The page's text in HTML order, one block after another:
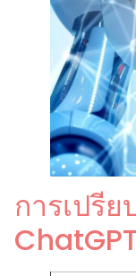
การเปรีย